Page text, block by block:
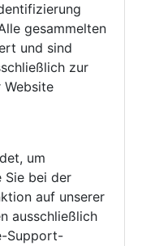
gesammelten
und sind
zur
Website
um
Sie bei der
auf unserer
ausschließlich
Support-